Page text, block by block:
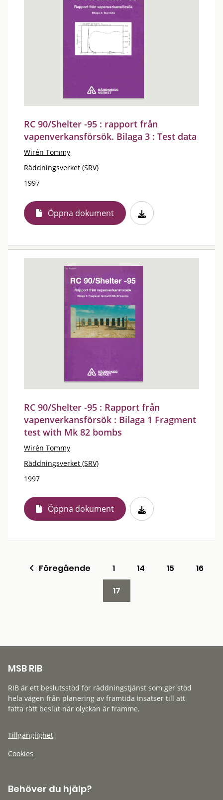
RC 90/Shelter -95 : rapport från
vapenverkansförsök. Bilaga 3 : Test data
Wirén Tommy
Räddningsverket (SRV)
1997
Öppna dokument
RC 90/Shelter -95 : Rapport från
vapenverkansförsök : Bilaga 1 Fragment
test with Mk 82 bombs
Wirén Tommy
Räddningsverket (SRV)
1997
Öppna dokument
Föregående 1 14 15
16
17
MSB RIB
RIB är ett beslutsstöd för räddningstjänst som ger stöd
hela vägen från planering av framtida insatser till att
fatta rätt beslut när olyckan är framme.
Tillgänglighet
Cookies
Behöver du hjälp?